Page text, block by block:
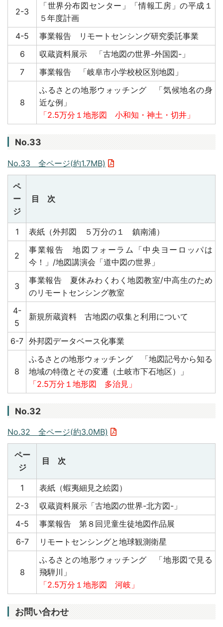
2-3
「世界分布図センター」「情報工房」の平成１
５年度計画
4-5
事業報告 リモートセンシング研究委託事業
6
収蔵資料展示 「古地図の世界-外国図-」
7
事業報告 「岐阜市小学校校区別地図」
8
ふるさとの地形ウォッチング 「気候地名の身
近な例」
「2.5万分１地形図 小和知・神土・切井」
No.33
No.33 全ページ(約1.7MB)
ペ
ー
ジ
目 次
1 表紙（外邦図 ５万分の１ 鎮南浦）
2
事業報告 地図フォーラム「中央ヨーロッパは
今！」/地図講演会「道中図の世界」
3
事業報告 夏休みわくわく地図教室/中高生のため
のリモートセンシング教室
4-
5
新規所蔵資料 古地図の収集と利用について
6-7 外邦図データベース化事業
8
ふるさとの地形ウォッチング 「地図記号から知る
地域の特徴とその変遷（土岐市下石地区）」
「2.5万分１地形図 多治見」
No.32
No.32 全ページ(約3.0MB)
ペー
ジ
目 次
1
表紙（蝦夷細見之絵図）
2-3
収蔵資料展示「古地図の世界-北方図-」
4-5
事業報告 第８回児童生徒地図作品展
6-7
リモートセンシングと地球観測衛星
8
ふるさとの地形ウォッチング 「地形図で見る
飛騨川」
「2.5万分１地形図 河岐」
お問い合わせ